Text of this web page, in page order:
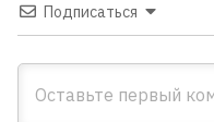
Подписаться